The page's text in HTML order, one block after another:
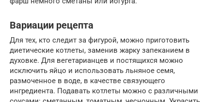
Вариации рецепта
Для тех, кто следит за фигурой, можно приготовить
диетические котлеты, заменив жарку запеканием в
духовке. Для вегетарианцев и постящихся можно
исключить яйцо и использовать льняное семя,
размоченное в воде, в качестве связующего
ингредиента. Подавать котлеты можно с различными